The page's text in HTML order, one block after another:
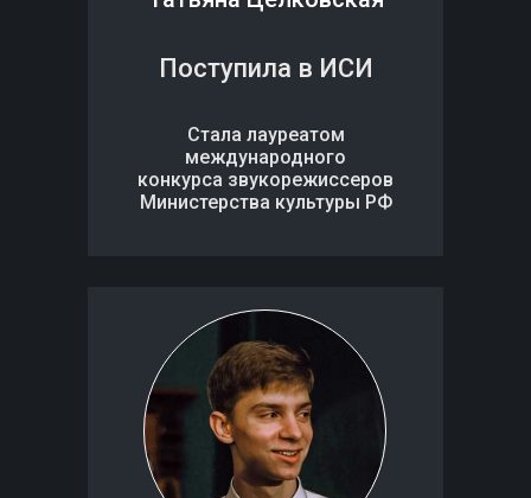
Поступила в ИСИ
Стала лауреатом
международного
конкурса звукорежиссеров
Министерства культуры РФ